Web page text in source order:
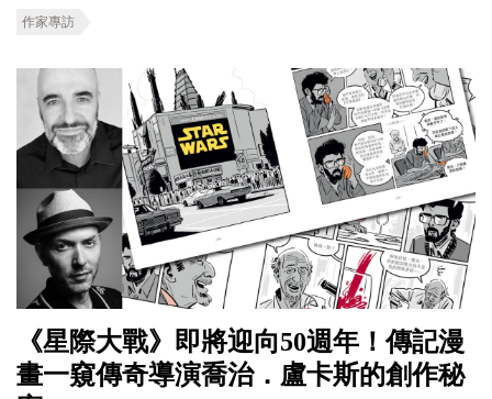
作家專訪
《星際大戰》即將迎向50週年！傳記漫
畫一窺傳奇導演喬治．盧卡斯的創作秘